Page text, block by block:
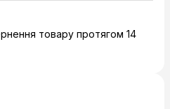
товару протягом 14